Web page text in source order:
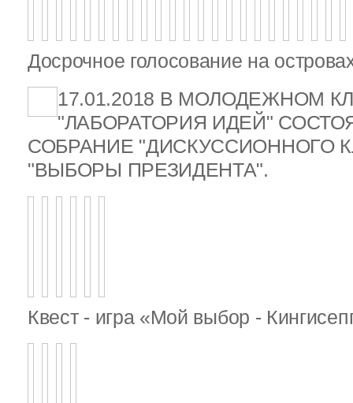
Досрочное голосование на
17.01.2018 В МОЛОДЕЖНОМ
"ЛАБОРАТОРИЯ ИДЕЙ"
СОБРАНИЕ "ДИСКУССИОННОГО
"ВЫБОРЫ ПРЕЗИДЕНТА".
Квест - игра «Мой выбор -